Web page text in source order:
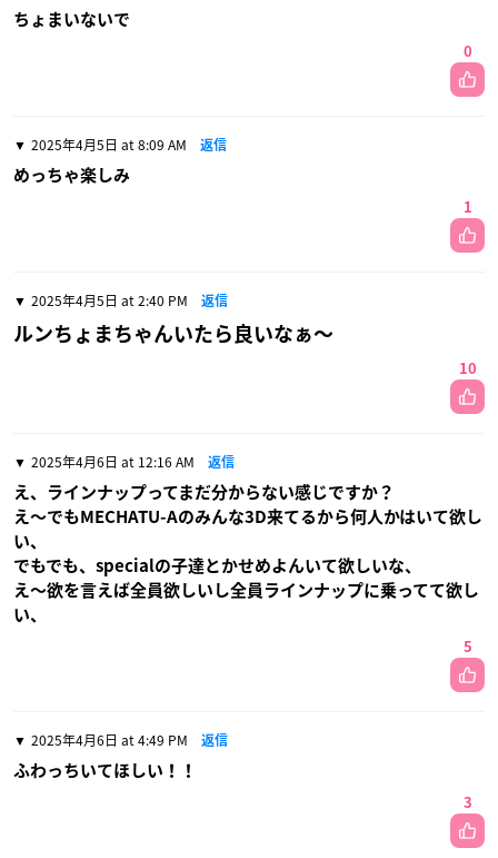
ちょまいないで
0
2025年4月5日 at 8:09 AM 返信
めっちゃ楽しみ
1
2025年4月5日 at 2:40 PM 返信
ルンちょまちゃんいたら良いなぁ〜
10
2025年4月6日 at 12:16 AM 返信
え、ラインナップってまだ分からない感じですか？
え〜でもMECHATU-Aのみんな3D来てるから何人かはいて欲し
い、
でもでも、specialの子達とかせめよんいて欲しいな、
え〜欲を言えば全員欲しいし全員ラインナップに乗ってて欲し
い、
5
2025年4月6日 at 4:49 PM 返信
ふわっちいてほしい！！
3